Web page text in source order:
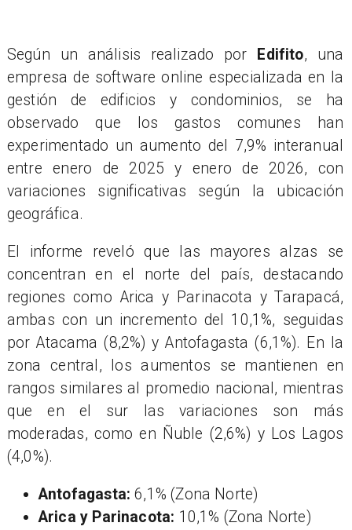
Según un análisis realizado por Edifito, una
empresa de software online especializada en la
gestión de edificios y condominios, se ha
observado que los gastos comunes han
experimentado un aumento del 7,9% interanual
entre enero de 2025 y enero de 2026, con
variaciones significativas según la ubicación
geográfica.
El informe reveló que las mayores alzas se
concentran en el norte del país, destacando
regiones como Arica y Parinacota y Tarapacá,
ambas con un incremento del 10,1%, seguidas
por Atacama (8,2%) y Antofagasta (6,1%). En la
zona central, los aumentos se mantienen en
rangos similares al promedio nacional, mientras
que en el sur las variaciones son más
moderadas, como en Ñuble (2,6%) y Los Lagos
(4,0%).
Antofagasta: 6,1% (Zona Norte)
Arica y Parinacota: 10,1% (Zona Norte)